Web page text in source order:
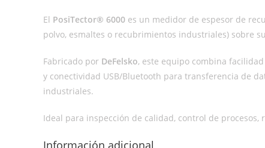
El PosiTector® 6000 es un medidor de espesor de
polvo, esmaltes o recubrimientos industriales) sobre
Fabricado por DeFelsko, este equipo combina
y conectividad USB/Bluetooth para transferencia de
industriales.
Ideal para inspección de calidad, control de
Información adicional